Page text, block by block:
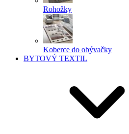
Rohožky
Koberce do obývačky
BYTOVÝ TEXTIL